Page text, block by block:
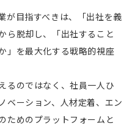
が目指すべきは、「出社を義
ら脱却し、「出社すること
」を最大化する戦略的視座
るのではなく、社員一人ひ
ベーション、人材定着、エン
ためのプラットフォームと